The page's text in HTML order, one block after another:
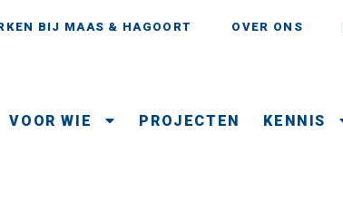
BIJ MAAS & HAGOORT OVER ONS
VOOR WIE PROJECTEN KENNIS